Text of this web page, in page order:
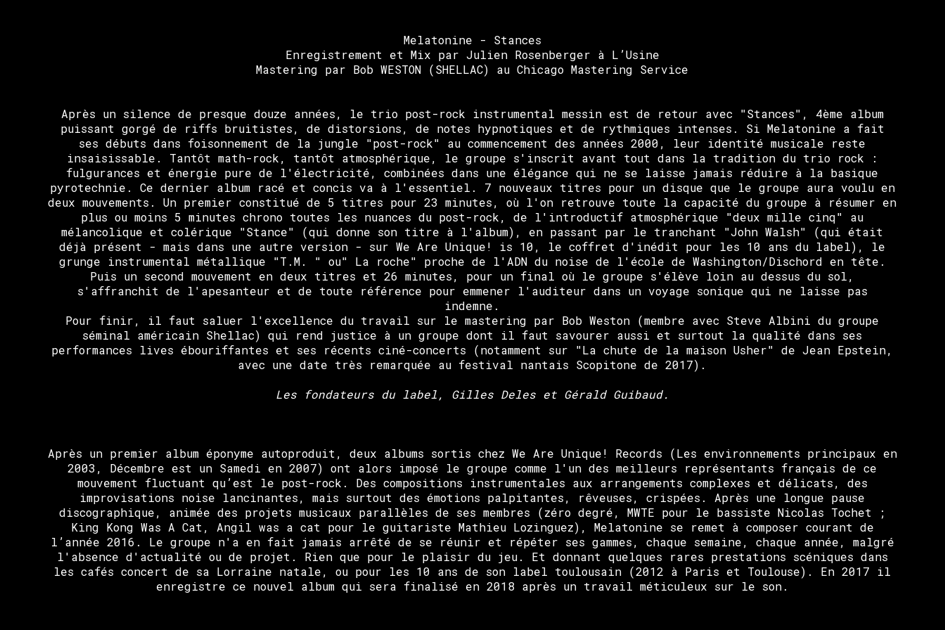
Melatonine - Stances
Enregistrement et Mix par Julien Rosenberger à LʼUsine
Mastering par Bob WESTON (SHELLAC) au Chicago Mastering Service
Après un silence de presque douze années, le trio post-rock instrumental messin est de retour avec "Stances", 4ème album
puissant gorgé de riffs bruitistes, de distorsions, de notes hypnotiques et de rythmiques intenses. Si Melatonine a fait
ses débuts dans foisonnement de la jungle "post-rock" au commencement des années 2000, leur identité musicale reste
insaisissable. Tantôt math-rock, tantôt atmosphérique, le groupe s'inscrit avant tout dans la tradition du trio rock :
fulgurances et énergie pure de l'électricité, combinées dans une élégance qui ne se laisse jamais réduire à la basique
pyrotechnie. Ce dernier album racé et concis va à l'essentiel. 7 nouveaux titres pour un disque que le groupe aura voulu en
deux mouvements. Un premier constitué de 5 titres pour 23 minutes, où l'on retrouve toute la capacité du groupe à résumer en
plus ou moins 5 minutes chrono toutes les nuances du post-rock, de l'introductif atmosphérique "deux mille cinq" au
mélancolique et colérique "Stance" (qui donne son titre à l'album), en passant par le tranchant "John Walsh" (qui était
déjà présent - mais dans une autre version - sur We Are Unique! is 10, le coffret d'inédit pour les 10 ans du label), le
grunge instrumental métallique "T.M. " ou" La roche" proche de l'ADN du noise de l'école de Washington/Dischord en tête.
Puis un second mouvement en deux titres et 26 minutes, pour un final où le groupe s'élève loin au dessus du sol,
s'affranchit de l'apesanteur et de toute référence pour emmener l'auditeur dans un voyage sonique qui ne laisse pas
indemne.
Pour finir, il faut saluer l'excellence du travail sur le mastering par Bob Weston (membre avec Steve Albini du groupe
séminal américain Shellac) qui rend justice à un groupe dont il faut savourer aussi et surtout la qualité dans ses
performances lives ébouriffantes et ses récents ciné-concerts (notamment sur "La chute de la maison Usher" de Jean Epstein,
avec une date très remarquée au festival nantais Scopitone de 2017).
Les fondateurs du label, Gilles Deles et Gérald Guibaud.
Après un premier album éponyme autoproduit, deux albums sortis chez We Are Unique! Records (Les environnements principaux en
2003, Décembre est un Samedi en 2007) ont alors imposé le groupe comme l'un des meilleurs représentants français de ce
mouvement fluctuant qu’est le post-rock. Des compositions instrumentales aux arrangements complexes et délicats, des
improvisations noise lancinantes, mais surtout des émotions palpitantes, rêveuses, crispées. Après une longue pause
discographique, animée des projets musicaux parallèles de ses membres (zéro degré, MWTE pour le bassiste Nicolas Tochet ;
King Kong Was A Cat, Angil was a cat pour le guitariste Mathieu Lozinguez), Melatonine se remet à composer courant de
l’année 2016. Le groupe n'a en fait jamais arrêté de se réunir et répéter ses gammes, chaque semaine, chaque année, malgré
l'absence d'actualité ou de projet. Rien que pour le plaisir du jeu. Et donnant quelques rares prestations scéniques dans
les cafés concert de sa Lorraine natale, ou pour les 10 ans de son label toulousain (2012 à Paris et Toulouse). En 2017 il
enregistre ce nouvel album qui sera finalisé en 2018 après un travail méticuleux sur le son.